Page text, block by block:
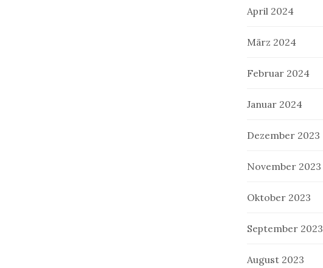
April 2024
März 2024
Februar 2024
Januar 2024
Dezember 2023
November 2023
Oktober 2023
September 2023
August 2023